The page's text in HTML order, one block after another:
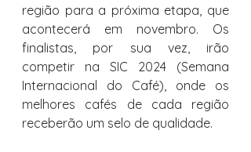
região para a próxima etapa, que
acontecerá em novembro. Os
finalistas, por sua vez, irão
competir na SIC 2024 (Semana
Internacional do Café), onde os
melhores cafés de cada região
receberão um selo de qualidade.